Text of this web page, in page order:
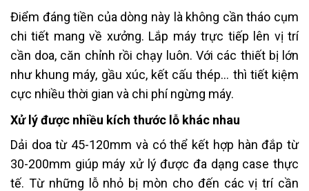
Điểm đáng tiền của dòng này là không cần tháo cụm
chi tiết mang về xưởng. Lắp máy trực tiếp lên vị trí
cần doa, căn chỉnh rồi chạy luôn. Với các thiết bị lớn
như khung máy, gầu xúc, kết cấu thép… thì tiết kiệm
cực nhiều thời gian và chi phí ngừng máy.
Xử lý được nhiều kích thước lỗ khác nhau
Dải doa từ 45-120mm và có thể kết hợp hàn đắp từ
30-200mm giúp máy xử lý được đa dạng case thực
tế. Từ những lỗ nhỏ bị mòn cho đến các vị trí cần